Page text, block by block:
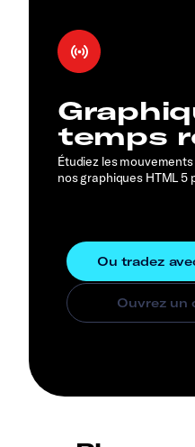
temps
Étudiez les
nos graphiques HTML 5